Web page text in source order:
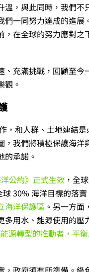
溫，與此同時，我們不
們一同努力達成的進展
，在全球的努力應對之
、充滿挑戰，回顧至今
觀。
，和人群、土地連結
，我們將積極保護海洋
的承諾。
公約》正式生效 ， 全
30% 海洋目標的落實
海洋保護區 。另一方面
多用水、能源使用的壓
源轉型的推動者，平